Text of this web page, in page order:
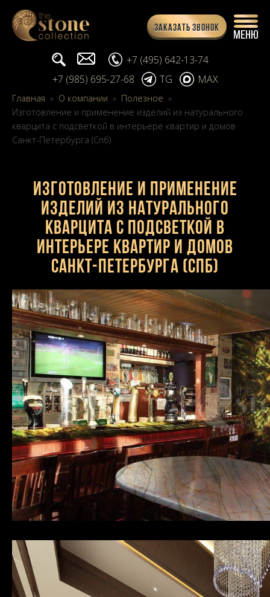
Заказать звонок
Поиск... info@stone-collection.ru
+7 (495) 642-13-74
+7 (985) 695-27-68
TG MAX
Главная » О компании » Полезное »
Изготовление и применение изделий из натурального
кварцита с подсветкой в интерьере квартир и домов
Санкт-Петербурга (Спб)
Изготовление и применение
изделий из натурального
кварцита с подсветкой в
интерьере квартир и домов
Санкт-Петербурга (Спб)